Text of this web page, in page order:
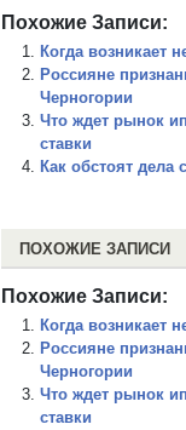
Похожие Записи:
Когда возникает
Россияне
Черногории
Что ждет рынок
ставки
Как обстоят дела
ПОХОЖИЕ ЗАПИСИ
Похожие Записи:
Когда возникает
Россияне
Черногории
Что ждет рынок
ставки